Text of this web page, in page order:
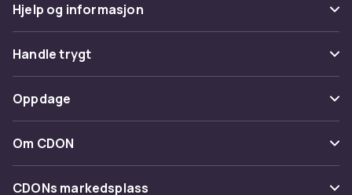
Hjelp og informasjon
Vanlige spørsmål
Spor pakke
Angre & returner her
Kontakt oss
Handle trygt
Betaling
Levering
Tilbakekallinger
Oppdage
Kategorier
Varemerker
Om CDON
Om oss
CDONs markedsplass